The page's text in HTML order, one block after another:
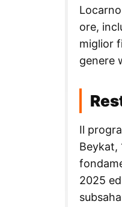
ore,
miglior
genere
Il
Beykat,
2025